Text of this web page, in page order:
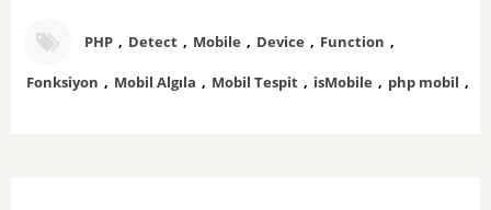
PHP , Detect , Mobile , Device , Function ,
Fonksiyon , Mobil Algıla , Mobil Tespit , isMobile , php mobil ,